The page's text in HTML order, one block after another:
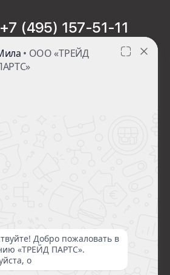
+7 (495) 157-51-11
sales@trade-part.ru